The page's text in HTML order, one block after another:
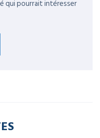
qui pourrait intéresser